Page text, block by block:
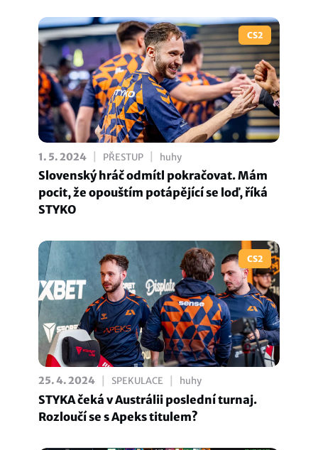
CS2
1. 5. 2024 PŘESTUP huhy
Slovenský hráč odmítl pokračovat. Mám
pocit, že opouštím potápějící se loď, říká
STYKO
CS2
25. 4. 2024 SPEKULACE huhy
STYKA čeká v Austrálii poslední turnaj.
Rozloučí se s Apeks titulem?